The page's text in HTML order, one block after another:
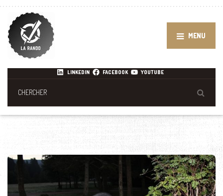
MENU
LINKEDIN FACEBOOK YOUTUBE